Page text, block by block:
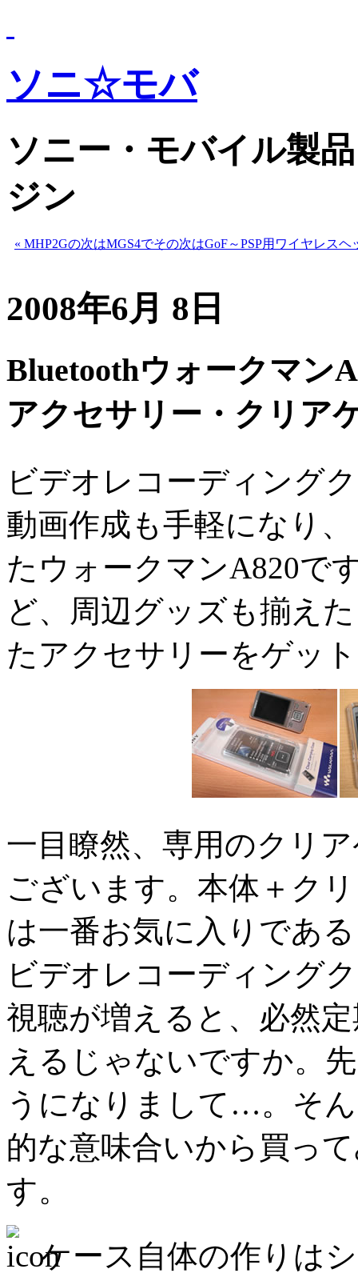
ソニ☆モバ
ソニー・モバイル製
ジン
« MHP2Gの次はMGS4でその次はGoF～PSP用ワイヤレスヘ
2008年6月 8日
Bluetoothウォークマン
アクセサリー・クリア
ビデオレコーディング
動画作成も手軽になり
たウォークマンA820で
ど、周辺グッズも揃え
たアクセサリーをゲッ
一目瞭然、専用のクリ
ございます。本体＋ク
は一番お気に入りであ
ビデオレコーディング
視聴が増えると、必然
えるじゃないですか。
うになりまして…。そ
的な意味合いから買っ
す。
ケース自体の作りは